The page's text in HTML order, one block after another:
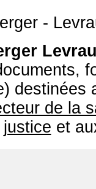
-
destinées
de la
justice et